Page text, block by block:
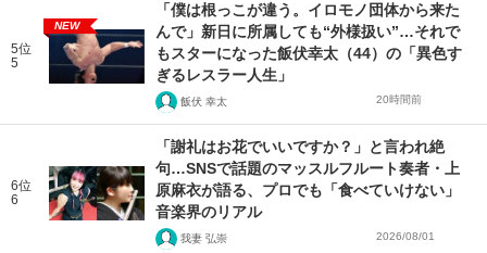
5位
5
NEW
「僕は根っこが違う。イロモノ団体から来た
んで」新日に所属しても“外様扱い”…それで
もスターになった飯伏幸太（44）の「異色す
ぎるレスラー人生」
飯伏 幸太 20時間前
6位
6
「謝礼はお花でいいですか？」と言われ絶
句…SNSで話題のマッスルフルート奏者・上
原麻衣が語る、プロでも「食べていけない」
音楽界のリアル
我妻 弘崇 2026/08/01